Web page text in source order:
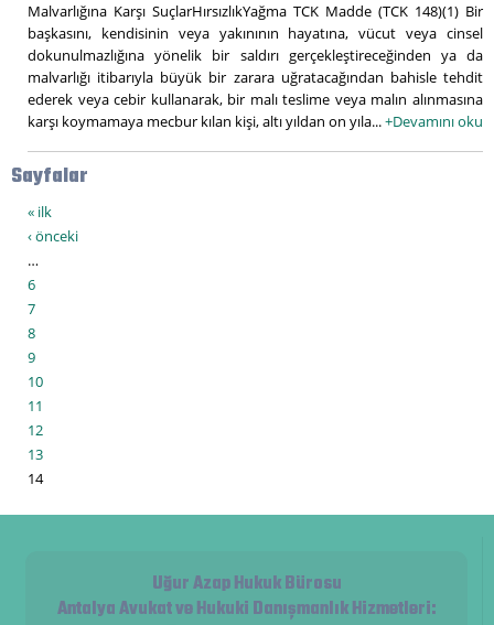
Malvarlığına Karşı SuçlarHırsızlıkYağma TCK Madde (TCK 148)(1) Bir
başkasını, kendisinin veya yakınının hayatına, vücut veya cinsel
dokunulmazlığına yönelik bir saldırı gerçekleştireceğinden ya da
malvarlığı itibarıyla büyük bir zarara uğratacağından bahisle tehdit
ederek veya cebir kullanarak, bir malı teslime veya malın alınmasına
karşı koymamaya mecbur kılan kişi, altı yıldan on yıla...+Devamını oku
Sayfalar
« ilk
‹ önceki
…
6
7
8
9
10
11
12
13
14
Uğur Azap Hukuk Bürosu
Antalya Avukat ve Hukuki Danışmanlık Hizmetleri: